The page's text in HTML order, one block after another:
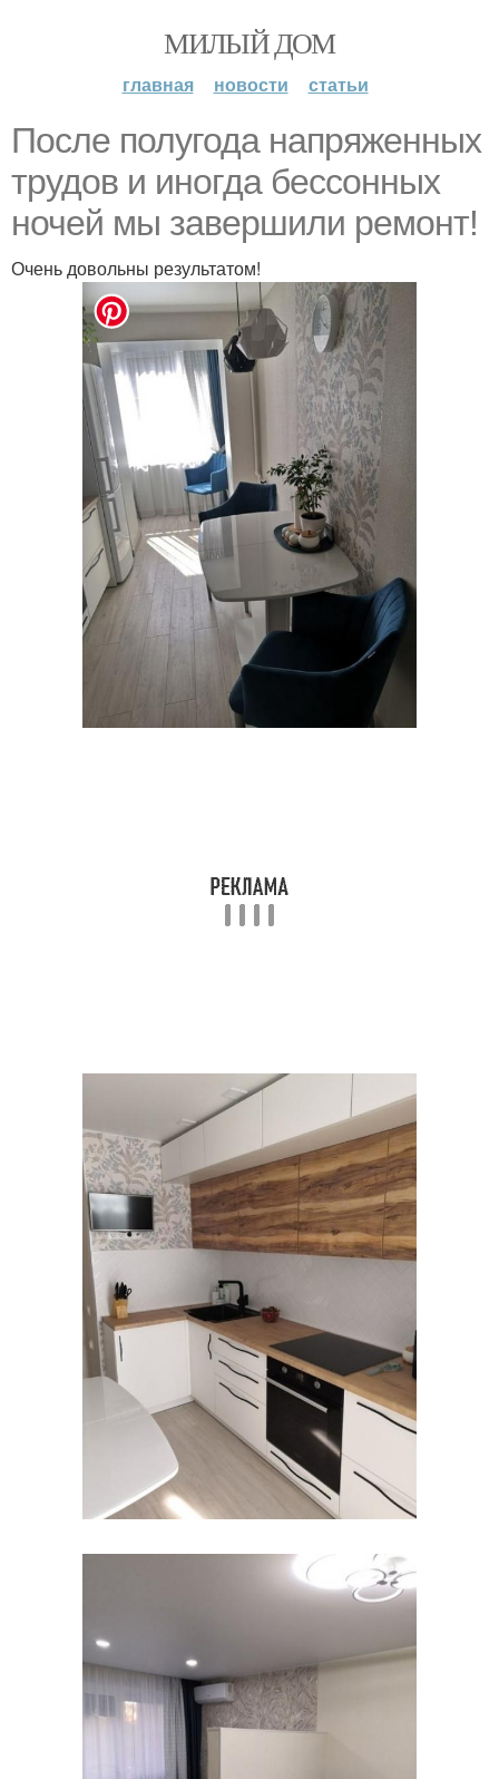
МИЛЫЙ ДОМ
главная новости статьи
После полугода напряженных
трудов и иногда бессонных
ночей мы завершили ремонт!
Очень довольны результатом!